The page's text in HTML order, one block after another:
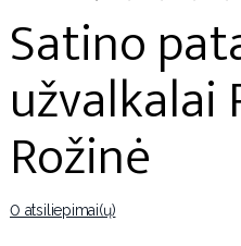
Satino
užvalkalai
Rožinė
0 atsiliepimai(ų)